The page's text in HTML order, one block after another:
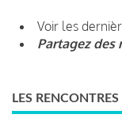
Voir les
Partagez des
LES RENCONTRES